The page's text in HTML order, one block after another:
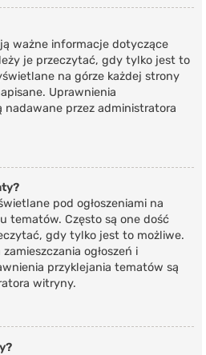
ważne informacje dotyczące
je przeczytać, gdy tylko jest to
na górze każdej strony
Uprawnienia
nadawane przez administratora
pod ogłoszeniami na
tematów. Często są one dość
gdy tylko jest to możliwe.
ogłoszeń i
przyklejania tematów są
witryny.